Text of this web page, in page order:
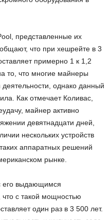
представленные их
что при хешрейте в 3
примерно 1 к 1,2
то, что многие майнеры
деятельности, однако данный
Как отмечает Коливас,
майнер активно
девятнадцати дней,
нескольких устройств
аппаратных решений
рынке.
его выдающимся
с такой мощностью
один раз в 3 500 лет.